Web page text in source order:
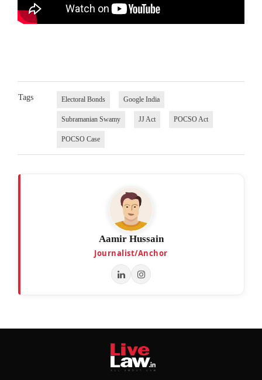
Tags Electoral Bonds Google India
Subramanian Swamy JJ Act POCSO Act
POCSO Case
Aamir Hussain
Journalist/Anchor